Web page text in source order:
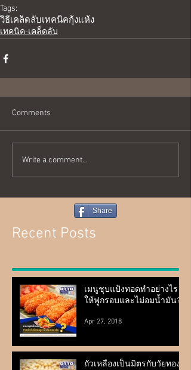
Tags:
วิธีเคล็ดลับเทคนิคกุ้งแห้ง
เทคนิค-เคล็ดลับ
Comments
Write a comment...
Share
Recent Posts
เมนูชุบแป้งทอดทำอย่างไร
ให้ฟูกรอบและไม่อมน้ำมัน?
Apr 27, 2018
ถั่วเหลืองเป็นมิตรกับวัยทอง?